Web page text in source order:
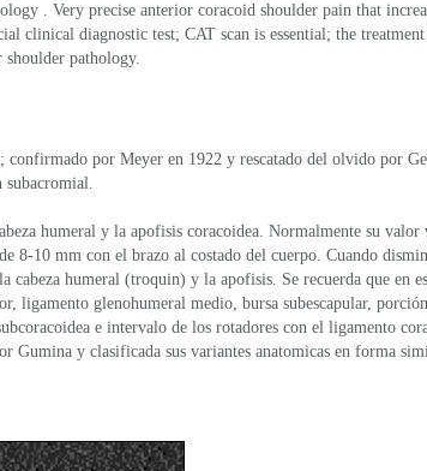
. Very precise anterior coracoid shoulder pain that
clinical diagnostic test; CAT scan is essential; the
pathology.
por Meyer en 1922 y rescatado del olvido por
subacromial.
humeral y la apofisis coracoidea. Normalmente su
8-10 mm con el brazo al costado del cuerpo. Cuando
humeral (troquin) y la apofisis. Se recuerda que en
ligamento glenohumeral medio, bursa subescapular,
e intervalo de los rotadores con el ligamento
Gumina y clasificada sus variantes anatomicas en forma